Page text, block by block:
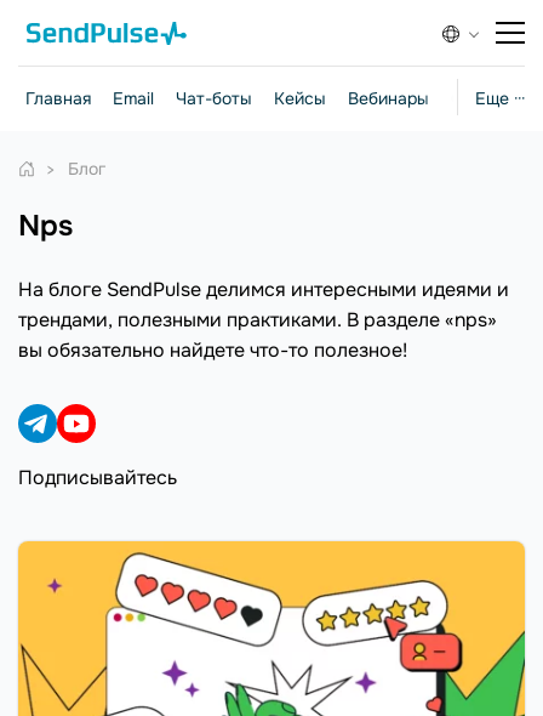
Еще ···
Главная Email Чат-боты Кейсы Вебинары Стратегии
Блог
nps
На блоге SendPulse делимся интересными идеями и
трендами, полезными практиками. В разделе «nps»
вы обязательно найдете что-то полезное!
Подписывайтесь